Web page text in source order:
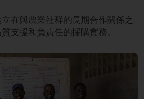
在與農業社群的長期合作關係之
支援和負責任的採購實務。